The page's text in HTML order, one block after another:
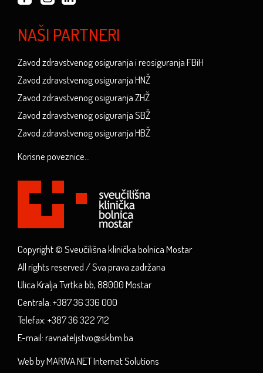
NAŠI PARTNERI
Zavod zdravstvenog osiguranja i reosiguranja FBiH
Zavod zdravstvenog osiguranja HNŽ
Zavod zdravstvenog osiguranja ZHŽ
Zavod zdravstvenog osiguranja SBŽ
Zavod zdravstvenog osiguranja HBŽ
Korisne poveznice...
Copyright © Sveučilišna klinička bolnica Mostar
All rights reserved / Sva prava zadržana
Ulica Kralja Tvrtka bb, 88000 Mostar
Centrala: +387 36 336 000
Telefax: +387 36 322 712
E-mail: ravnateljstvo@skbm.ba
Web by MARIVA.NET Internet Solutions